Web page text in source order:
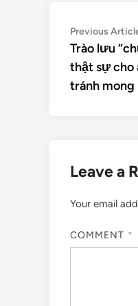
Previous
Trào lưu
thật sự cho
tránh mong
Leave a
Your email
COMMENT *